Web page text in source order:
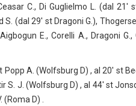
C., Di Guglielmo L. (dal 21′
(dal 29′ st Dragoni G.),
E., Corelli A., Dragoni
Popp A. (Wolfsburg D) , al 20′ st
S. J. (Wolfsburg D) , al 44′ st
(Roma D) .